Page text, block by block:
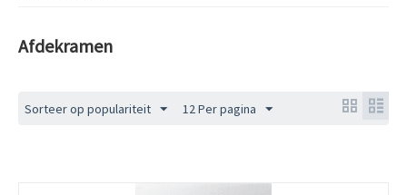
Afdekramen
Sorteer op populariteit 12 Per pagina